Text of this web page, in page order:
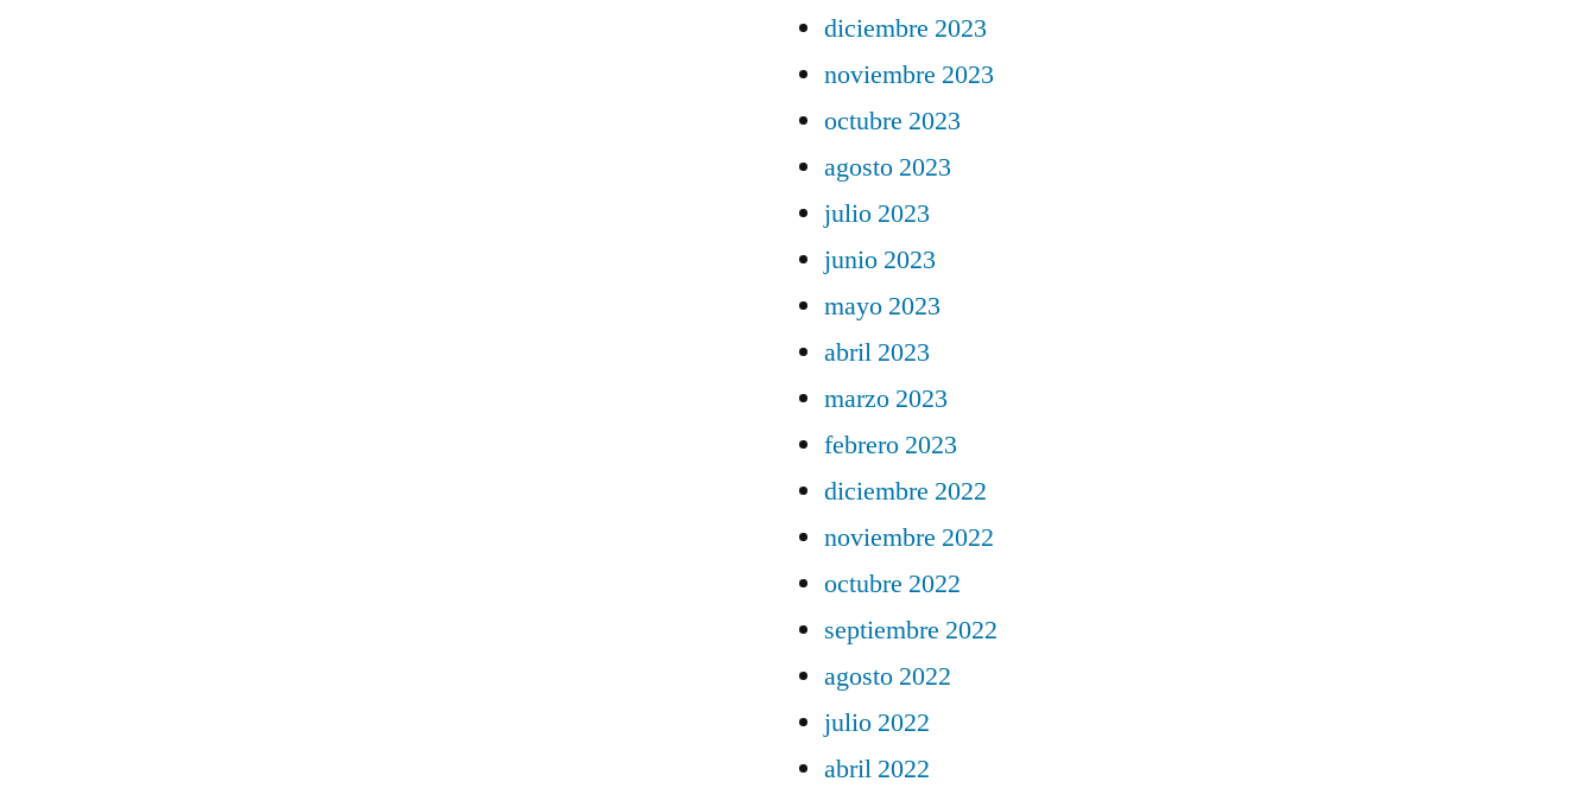
diciembre 2023
noviembre 2023
octubre 2023
agosto 2023
julio 2023
junio 2023
mayo 2023
abril 2023
marzo 2023
febrero 2023
diciembre 2022
noviembre 2022
octubre 2022
septiembre 2022
agosto 2022
julio 2022
abril 2022